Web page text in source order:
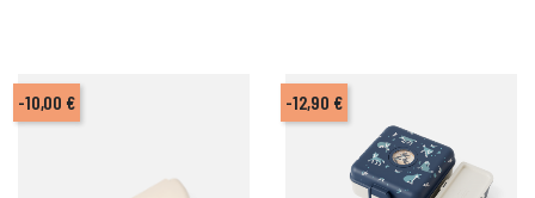
-10,00 € -12,90 €